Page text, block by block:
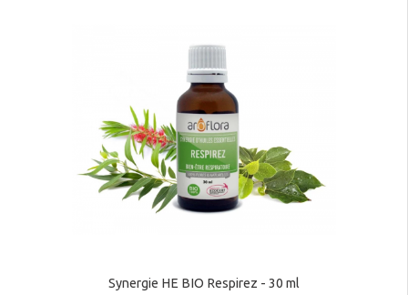
Synergie HE BIO Respirez - 30 ml